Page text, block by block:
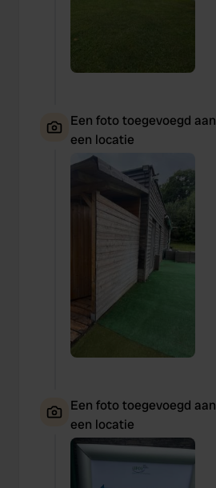
Een foto toegevoegd aan
een locatie
Een foto toegevoegd aan
een locatie